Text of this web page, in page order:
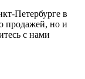
Петербурге в
продажей, но и
с нами